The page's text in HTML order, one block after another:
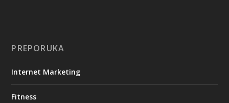
PREPORUKA
Internet Marketing
Fitness